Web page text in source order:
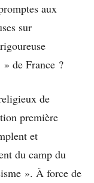
aux
sur
de France ?
de
première
et
du camp du
». À force de